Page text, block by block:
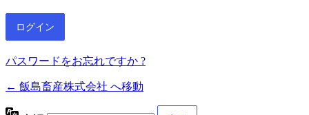
パスワードをお忘れですか ?
← 飯島畜産株式会社 へ移動